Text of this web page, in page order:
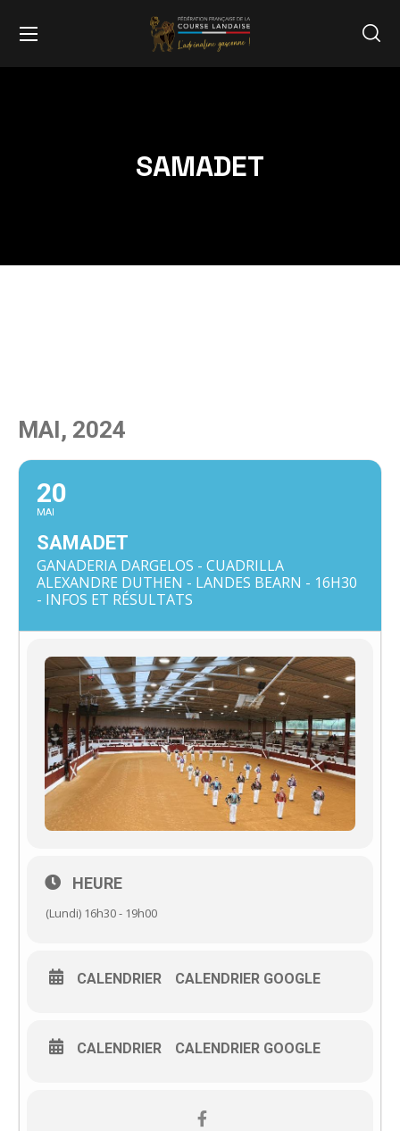
SAMADET
MAI, 2024
20
MAI
SAMADET
GANADERIA DARGELOS - CUADRILLA
ALEXANDRE DUTHEN - LANDES BEARN - 16H30
- INFOS ET RÉSULTATS
HEURE
(Lundi) 16h30 - 19h00
CALENDRIER CALENDRIER GOOGLE
CALENDRIER CALENDRIER GOOGLE